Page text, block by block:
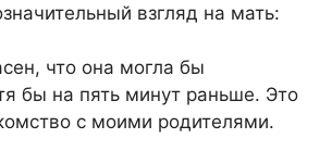
взгляд на мать:
что она могла бы
бы на пять минут раньше. Это
с моими родителями.